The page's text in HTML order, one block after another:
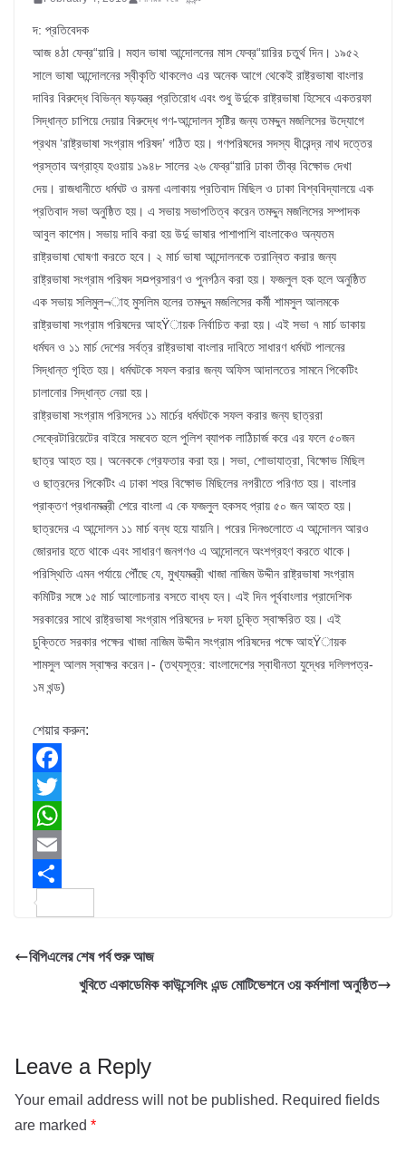
দ: প্রতিবেদক
আজ ৪ঠা ফেব্র“য়ারি। মহান ভাষা আন্দোলনের মাস ফেব্র“য়ারির চতুর্থ দিন। ১৯৫২
সালে ভাষা আন্দোলনের স্বীকৃতি থাকলেও এর অনেক আগে থেকেই রাষ্ট্রভাষা বাংলার
দাবির বিরুদ্ধে বিভিন্ন ষড়যন্ত্র প্রতিরোধ এবং শুধু উর্দুকে রাষ্ট্রভাষা হিসেবে একতরফা
সিদ্ধান্ত চাপিয়ে দেয়ার বিরুদ্ধে গণ-আন্দোলন সৃষ্টির জন্য তমদ্দুন মজলিসের উদ্যোগে
প্রথম ‘রাষ্ট্রভাষা সংগ্রাম পরিষদ’ গঠিত হয়। গণপরিষদের সদস্য ধীরেন্দ্র নাথ দত্তের
প্রস্তাব অগ্রাহ্য হওয়ায় ১৯৪৮ সালের ২৬ ফেব্র“য়ারি ঢাকা তীব্র বিক্ষোভ দেখা
দেয়। রাজধানীতে ধর্মঘট ও রমনা এলাকায় প্রতিবাদ মিছিল ও ঢাকা বিশ্ববিদ্যালয়ে এক
প্রতিবাদ সভা অনুষ্ঠিত হয়। এ সভায় সভাপতিত্ব করেন তমদ্দুন মজলিসের সম্পাদক
আবুল কাশেম। সভায় দাবি করা হয় উর্দু ভাষার পাশাপাশি বাংলাকেও অন্যতম
রাষ্ট্রভাষা ঘোষণা করতে হবে। ২ মার্চ ভাষা আন্দোলনকে তরান্বিত করার জন্য
রাষ্ট্রভাষা সংগ্রাম পরিষদ স¤প্রসারণ ও পুনর্গঠন করা হয়। ফজলুল হক হলে অনুষ্ঠিত
এক সভায় সলিমুল¬াহ মুসলিম হলের তমদ্দুন মজলিসের কর্মী শামসুল আলমকে
রাষ্ট্রভাষা সংগ্রাম পরিষদের আহŸায়ক নির্বাচিত করা হয়। এই সভা ৭ মার্চ ডাকায়
ধর্মঘন ও ১১ মার্চ দেশের সর্বত্র রাষ্ট্রভাষা বাংলার দাবিতে সাধারণ ধর্মঘট পালনের
সিদ্ধান্ত গৃহিত হয়। ধর্মঘটকে সফল করার জন্য অফিস আদালতের সামনে পিকেটিং
চালানোর সিদ্ধান্ত নেয়া হয়।
রাষ্ট্রভাষা সংগ্রাম পরিসদের ১১ মার্চের ধর্মঘটকে সফল করার জন্য ছাত্ররা
সেক্রেটারিয়েটের বাইরে সমবেত হলে পুলিশ ব্যাপক লাঠিচার্জ করে এর ফলে ৫০জন
ছাত্র আহত হয়। অনেককে গ্রেফতার করা হয়। সভা, শোভাযাত্রা, বিক্ষোভ মিছিল
ও ছাত্রদের পিকেটিং এ ঢাকা শহর বিক্ষোভ মিছিলের নগরীতে পরিণত হয়। বাংলার
প্রাক্তণ প্রধানমন্ত্রী শেরে বাংলা এ কে ফজলুল হকসহ প্রায় ৫০ জন আহত হয়।
ছাত্রদের এ আন্দোলন ১১ মার্চ বন্ধ হয়ে যায়নি। পরের দিনগুলোতে এ আন্দোলন আরও
জোরদার হতে থাকে এবং সাধারণ জনগণও এ আন্দোলনে অংশগ্রহণ করতে থাকে।
পরিস্থিতি এমন পর্যায়ে পৌঁছে যে, মুখ্যমন্ত্রী খাজা নাজিম উদ্দীন রাষ্ট্রভাষা সংগ্রাম
কমিটির সঙ্গে ১৫ মার্চ আলোচনার বসতে বাধ্য হন। এই দিন পূর্ববাংলার প্রাদেশিক
সরকারের সাথে রাষ্ট্রভাষা সংগ্রাম পরিষদের ৮ দফা চুক্তি স্বাক্ষরিত হয়। এই
চুক্তিতে সরকার পক্ষের খাজা নাজিম উদ্দীন সংগ্রাম পরিষদের পক্ষে আহŸায়ক
শামসুল আলম স্বাক্ষর করেন।- (তথ্যসূত্র: বাংলাদেশের স্বাধীনতা যুদ্ধের দলিলপত্র-
১ম খন্ড)
শেয়ার করুন:
F
a
c
e
b
o
T
w
t
e
W
h
a
s
E
m
i
a
r
বিপিএলের শেষ পর্ব শুরু আজ
খুবিতে একাডেমিক কাউন্সেলিং এন্ড মোটিভেশনে ৩য় কর্মশালা অনুষ্ঠিত
Leave a Reply
Your email address will not be published. Required fields
are marked *